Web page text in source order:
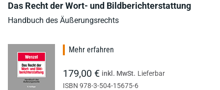
Das Recht der Wort- und Bildberichterstattung
Handbuch des Äußerungsrechts
Mehr erfahren
179,00 € inkl. MwSt. Lieferbar
ISBN 978-3-504-15675-6